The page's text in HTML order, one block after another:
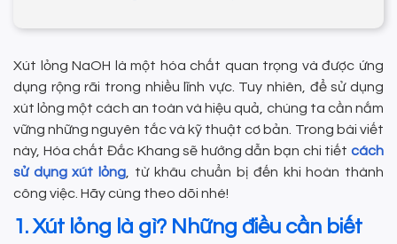
Xút lỏng NaOH là một hóa chất quan trọng và được ứng
dụng rộng rãi trong nhiều lĩnh vực. Tuy nhiên, để sử dụng
xút lỏng một cách an toàn và hiệu quả, chúng ta cần nắm
vững những nguyên tắc và kỹ thuật cơ bản. Trong bài viết
này, Hóa chất Đắc Khang sẽ hướng dẫn bạn chi tiết cách
sử dụng xút lỏng , từ khâu chuẩn bị đến khi hoàn thành
công việc. Hãy cùng theo dõi nhé!
1. Xút lỏng là gì? Những điều cần biết